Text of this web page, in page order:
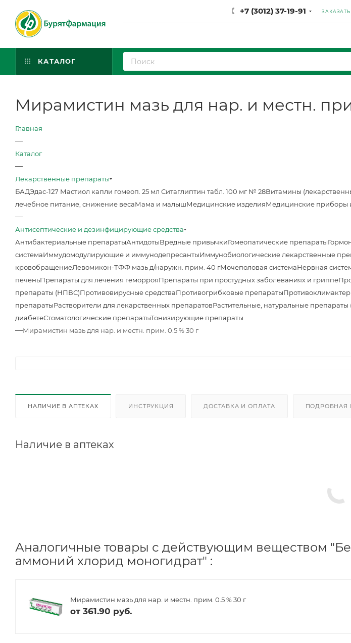
+7 (3012) 37-19-91
КАТАЛОГ
Мирамистин мазь для нар. и местн.
Главная
—
Каталог
—
Лекарственные препараты
БАДЭдас-127 Мастиол капли гомеоп. 25 мл Ситаглиптин табл. 100 мг № 28Витамины
лечебное питание, снижение весаМама и малышМедицинские изделияМедицинские приборы
—
Антисептические и дезинфицирующие средства
Антибактериальные препаратыАнтидотыВредные привычкиГомеопатические препараты
системаИммудомодулирующие и иммунодепресантыИммунобиологические лекарственные
кровобращениеЛевомикон-ТФФ мазь д/наружн. прим. 40 гМочеполовая системаНервная
печеньПрепараты для лечения геморрояПрепараты при простудных заболеваниях и гриппе
препараты (НПВС)Противовирусные средстваПротивогрибковые препараты
препаратыРастворители для лекарственных препаратовРастительные, натуральные препараты
диабетеСтоматологические препаратыТонизирующие препараты
—Мирамистин мазь для нар. и местн. прим. 0.5 % 30 г
НАЛИЧИЕ В АПТЕКАХ ИНСТРУКЦИЯ ДОСТАВКА И ОПЛАТА ПОДРОБНАЯ
Наличие в аптеках
Аналогичные товары с действующим веществом
аммоний хлорид моногидрат" :
Мирамистин мазь для нар. и местн. прим. 0.5 % 30 г
от 361.90 руб.